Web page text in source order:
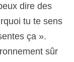
dire des
tu te sens
ça ».
sûr